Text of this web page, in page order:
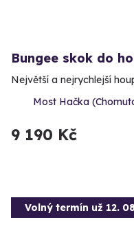
Bungee skok do
Největší a nejrychlejší
Most Hačka
9 190 Kč
Volný termín už 12.